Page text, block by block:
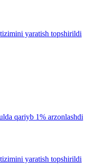
yaratish topshirildi
qariyb 1% arzonlashdi
yaratish topshirildi